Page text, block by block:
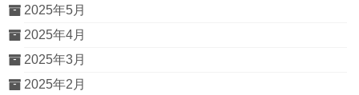
2025年5月
2025年4月
2025年3月
2025年2月